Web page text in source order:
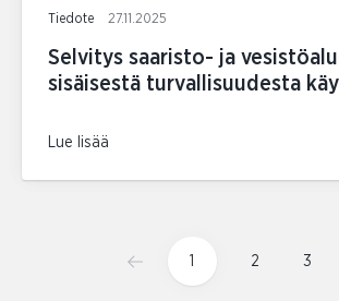
Tiedote 27.11.2025
Selvitys saaristo- ja
sisäisestä turvallisuudesta
Lue lisää
1 2 3